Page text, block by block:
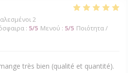
2
: 5/5 Μενού : 5/5 Ποιότητα /
très bien (qualité et quantité).